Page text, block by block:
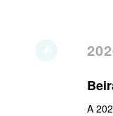
A